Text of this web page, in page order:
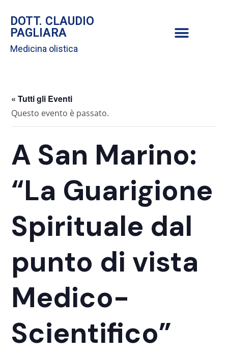
DOTT. CLAUDIO
PAGLIARA
Medicina olistica
« Tutti gli Eventi
Questo evento è passato.
A San Marino:
“La Guarigione
Spirituale dal
punto di vista
Medico-
Scientifico”